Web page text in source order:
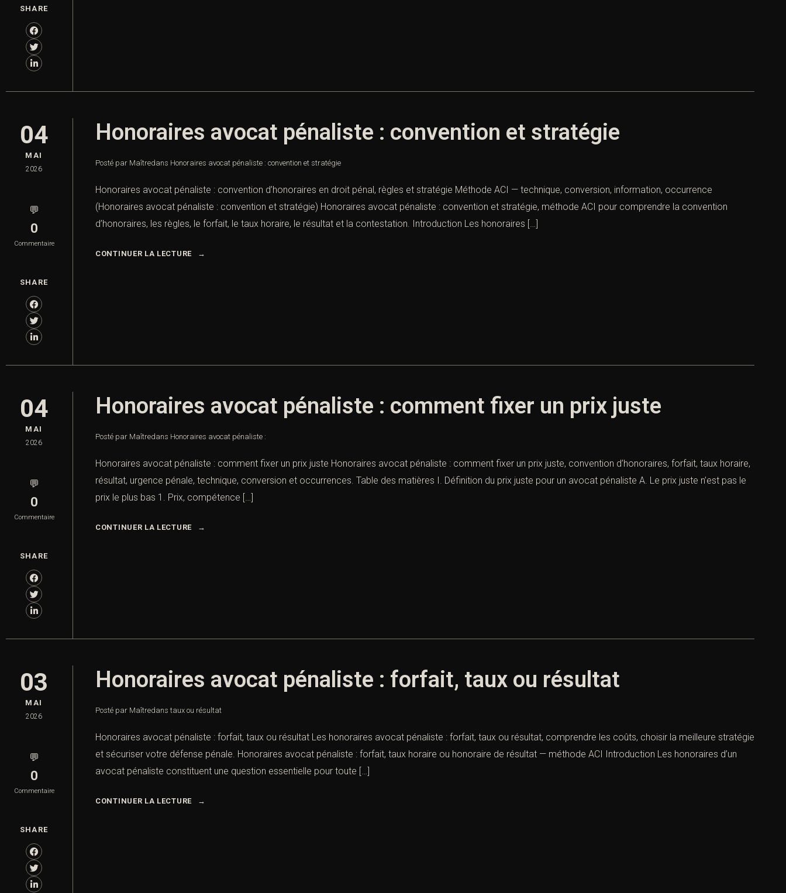
SHARE
04
MAI
2026
💬
0
Commentaire
SHARE
Honoraires avocat pénaliste : convention et stratégie
Posté par Maîtredans Honoraires avocat pénaliste : convention et stratégie
Honoraires avocat pénaliste : convention d’honoraires en droit pénal, règles et stratégie Méthode ACI — technique, conversion, information, occurrence
(Honoraires avocat pénaliste : convention et stratégie) Honoraires avocat pénaliste : convention et stratégie, méthode ACI pour comprendre la convention
d’honoraires, les règles, le forfait, le taux horaire, le résultat et la contestation. Introduction Les honoraires […]
CONTINUER LA LECTURE
04
MAI
2026
💬
0
Commentaire
SHARE
Honoraires avocat pénaliste : comment fixer un prix juste
Posté par Maîtredans Honoraires avocat pénaliste :
Honoraires avocat pénaliste : comment fixer un prix juste Honoraires avocat pénaliste : comment fixer un prix juste, convention d’honoraires, forfait, taux horaire,
résultat, urgence pénale, technique, conversion et occurrences. Table des matières I. Définition du prix juste pour un avocat pénaliste A. Le prix juste n’est pas le
prix le plus bas 1. Prix, compétence […]
CONTINUER LA LECTURE
03
MAI
2026
💬
0
Commentaire
SHARE
Honoraires avocat pénaliste : forfait, taux ou résultat
Posté par Maîtredans taux ou résultat
Honoraires avocat pénaliste : forfait, taux ou résultat Les honoraires avocat pénaliste : forfait, taux ou résultat, comprendre les coûts, choisir la meilleure stratégie
et sécuriser votre défense pénale. Honoraires avocat pénaliste : forfait, taux horaire ou honoraire de résultat — méthode ACI Introduction Les honoraires d’un
avocat pénaliste constituent une question essentielle pour toute […]
CONTINUER LA LECTURE